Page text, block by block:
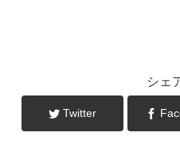
シェ
Twitter